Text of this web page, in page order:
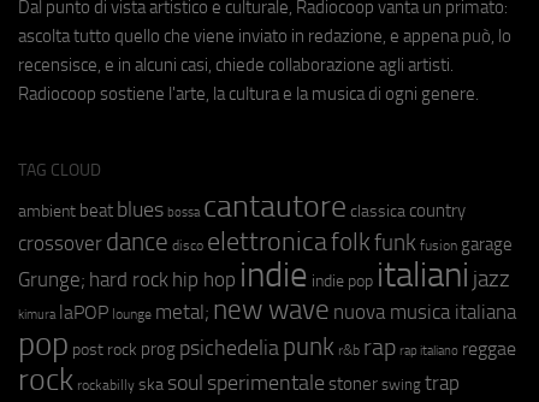
Dal punto di vista artistico e culturale, Radiocoop vanta un primato:
ascolta tutto quello che viene inviato in redazione, e appena può, lo
recensisce, e in alcuni casi, chiede collaborazione agli artisti.
Radiocoop sostiene l'arte, la cultura e la musica di ogni genere.
TAG CLOUD
ambient beat blues bossa cantautore classica country
crossover dance disco elettronicafolkfunk fusion garage
Grunge; hard rock hip hop indie indie pop italiani jazz
kimura laPOP lounge metal; new wave nuova musica italiana
pop post rock prog psichedeliapunk r&b rap rap italiano reggae
rock rockabilly ska soul sperimentale stoner swing trap